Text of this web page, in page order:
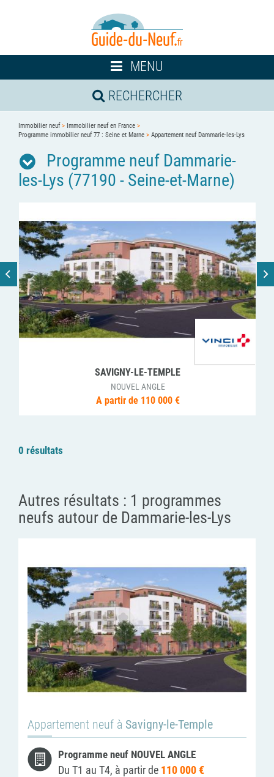
Toggle
navigation
MENU
RECHERCHER
Immobilier neuf> Immobilier neuf en France >
Programme immobilier neuf 77 : Seine et Marne > Appartement neuf Dammarie-les-Lys
Programme neuf Dammarie-
les-Lys (77190 - Seine-et-Marne)
SAVIGNY-LE-TEMPLE
NOUVEL ANGLE
A partir de 110 000 €
0 résultats
Autres résultats : 1 programmes
neufs autour de Dammarie-les-Lys
Appartement neuf à Savigny-le-Temple
Programme neuf NOUVEL ANGLE
Du T1 au T4, à partir de 110 000 €